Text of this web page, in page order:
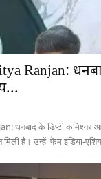
Ranjan:
धनबाद के डिप्टी कमिश्नर
मिली है। उन्हें 'फेम इंडिया-